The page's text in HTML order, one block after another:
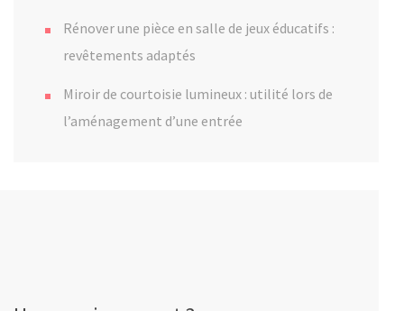
Rénover une pièce en salle de jeux éducatifs :
revêtements adaptés
Miroir de courtoisie lumineux : utilité lors de
l’aménagement d’une entrée